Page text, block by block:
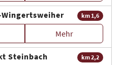
km 1,6
Mehr
Steinbach km 2,2